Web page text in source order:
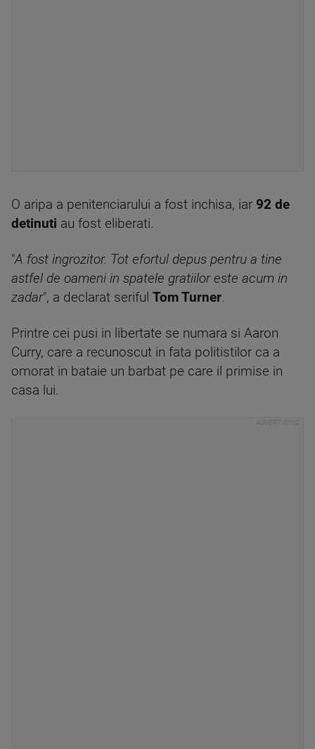
O aripa a penitenciarului a fost inchisa, iar 92 de
detinuti au fost eliberati.
"A fost ingrozitor. Tot efortul depus pentru a tine
astfel de oameni in spatele gratiilor este acum in
zadar", a declarat seriful Tom Turner.
Printre cei pusi in libertate se numara si Aaron
Curry, care a recunoscut in fata politistilor ca a
omorat in bataie un barbat pe care il primise in
casa lui.